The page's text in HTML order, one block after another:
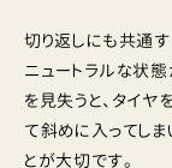
切り返しにも共通
ニュートラルな状態
を見失うと、タイヤ
て斜めに入ってしま
とが大切です。